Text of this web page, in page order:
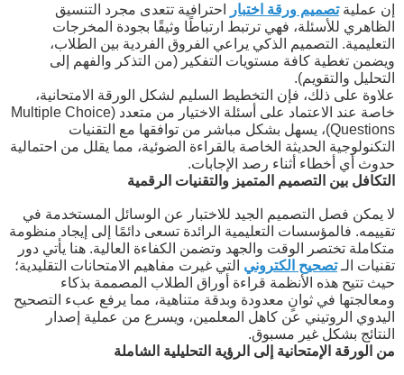
إن عمليةتصميم ورقة اختبار
احترافية تتعدى مجرد التنسيق
الظاهري للأسئلة، فهي ترتبط ارتباطًا وثيقًا بجودة المخرجات
التعليمية. التصميم الذكي يراعي الفروق الفردية بين الطلاب،
ويضمن تغطية كافة مستويات التفكير (من التذكر والفهم إلى
التحليل والتقويم).
علاوة على ذلك، فإن التخطيط السليم لشكل الورقة الامتحانية،
خاصة عند الاعتماد على أسئلة الاختيار من متعدد (Multiple Choice
Questions)، يسهل بشكل مباشر من توافقها مع التقنيات
التكنولوجية الحديثة الخاصة بالقراءة الضوئية، مما يقلل من احتمالية
حدوث أي أخطاء أثناء رصد الإجابات.
التكافل بين التصميم المتميز والتقنيات الرقمية
لا يمكن فصل التصميم الجيد للاختبار عن الوسائل المستخدمة في
تقييمه. فالمؤسسات التعليمية الرائدة تسعى دائمًا إلى إيجاد منظومة
متكاملة تختصر الوقت والجهد وتضمن الكفاءة العالية. هنا يأتي دور
تقنيات الـتصحيح الكتروني التي غيرت مفاهيم الامتحانات التقليدية؛
حيث تتيح هذه الأنظمة قراءة أوراق الطلاب المصممة بذكاء
ومعالجتها في ثوانٍ معدودة وبدقة متناهية، مما يرفع عبء التصحيح
اليدوي الروتيني عن كاهل المعلمين، ويسرع من عملية إصدار
النتائج بشكل غير مسبوق.
من الورقة الإمتحانية إلى الرؤية التحليلية الشاملة